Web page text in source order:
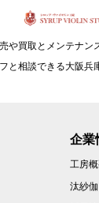
や買取とメンテナン
と相談できる大阪兵
企業
工房
汰紗